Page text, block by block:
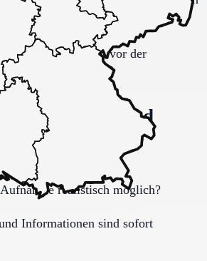
und Kosten vor der
klären.
den Unterschied
realistisch möglich?
Informationen sind sofort